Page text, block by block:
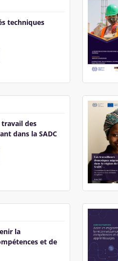
techniques
des
dans la SADC
la
et de